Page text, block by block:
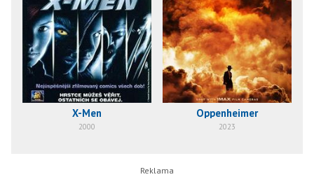
X-Men
2000
Oppenheimer
2023